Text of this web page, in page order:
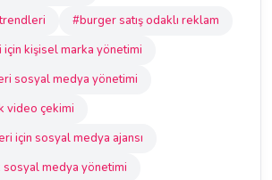
#burger satış odaklı reklam
kişisel marka yönetimi
sosyal medya yönetimi
video çekimi
için sosyal medya ajansı
sosyal medya yönetimi